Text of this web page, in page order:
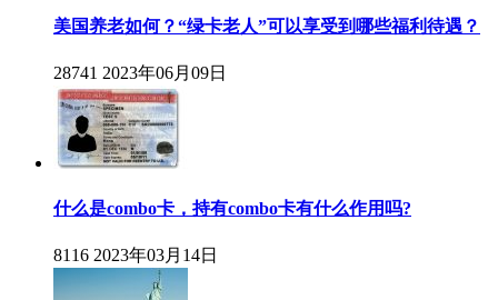
美国养老如何？“绿卡老人”可以享受到哪些福利待遇？
28741 2023年06月09日
什么是combo卡，持有combo卡有什么作用吗?
8116 2023年03月14日